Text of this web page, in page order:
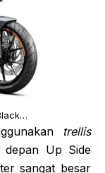
trellis
depan Up Side
sangat besar